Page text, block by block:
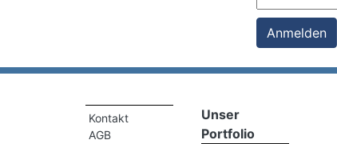
Kontakt
AGB
Unser
Portfolio